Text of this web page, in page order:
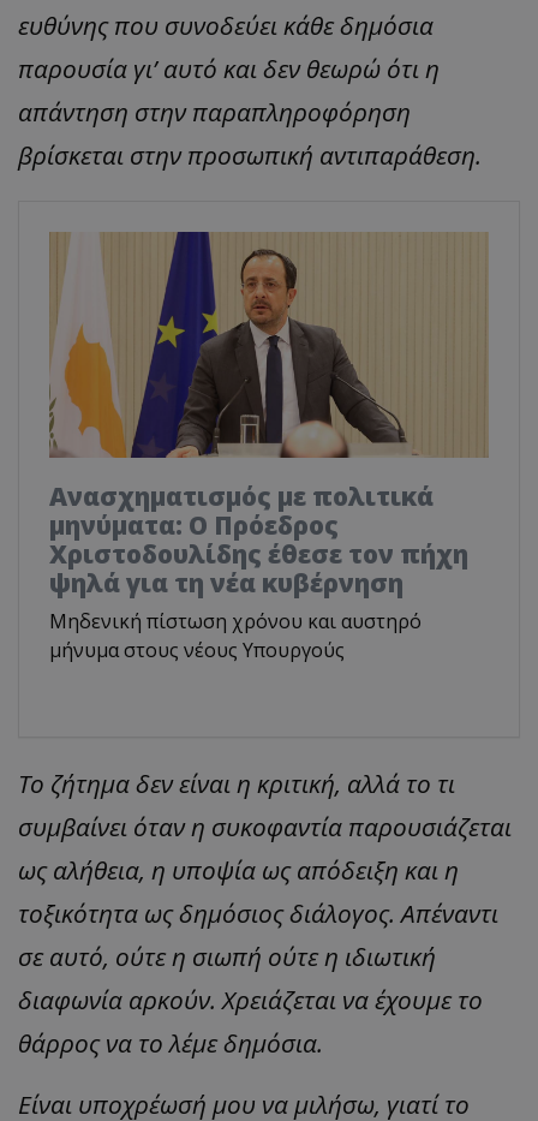
ευθύνης που συνοδεύει κάθε δημόσια
παρουσία γι’ αυτό και δεν θεωρώ ότι η
απάντηση στην παραπληροφόρηση
βρίσκεται στην προσωπική αντιπαράθεση.
Ανασχηματισμός με πολιτικά
μηνύματα: Ο Πρόεδρος
Χριστοδουλίδης έθεσε τον πήχη
ψηλά για τη νέα κυβέρνηση
Μηδενική πίστωση χρόνου και αυστηρό
μήνυμα στους νέους Υπουργούς
Το ζήτημα δεν είναι η κριτική, αλλά το τι
συμβαίνει όταν η συκοφαντία παρουσιάζεται
ως αλήθεια, η υποψία ως απόδειξη και η
τοξικότητα ως δημόσιος διάλογος. Απέναντι
σε αυτό, ούτε η σιωπή ούτε η ιδιωτική
διαφωνία αρκούν. Χρειάζεται να έχουμε το
θάρρος να το λέμε δημόσια.
Είναι υποχρέωσή μου να μιλήσω, γιατί το